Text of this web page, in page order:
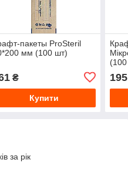
пакеты ProSteril
мм (100 шт)
₴
Купити
195
за рік